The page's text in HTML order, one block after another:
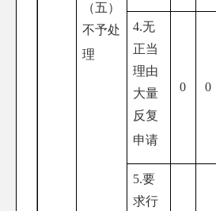
（五）
不予处
理
4.无
正当
理由
大量
反复
申请
0 0
5.要
求行